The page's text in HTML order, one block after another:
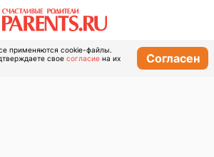
применяются cookie-файлы.
свое согласие на их
Согласен